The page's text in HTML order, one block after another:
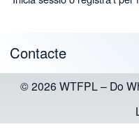
Footer menu
Contacte
© 2026 WTFPL – Do